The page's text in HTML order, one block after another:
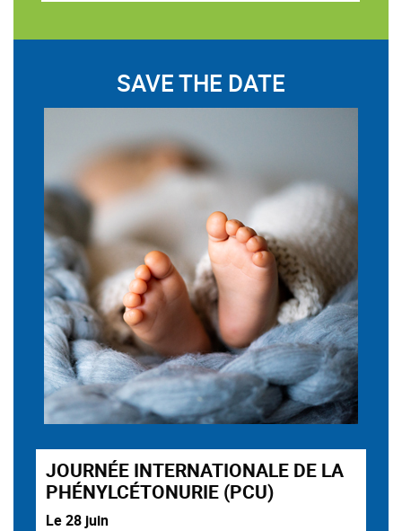
SAVE THE DATE
JOURNÉE INTERNATIONALE DE LA
PHÉNYLCÉTONURIE (PCU)
Le 28 juin